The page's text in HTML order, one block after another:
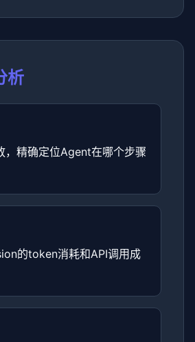
析
，精确定位Agent在哪个步骤
的token消耗和API调用成